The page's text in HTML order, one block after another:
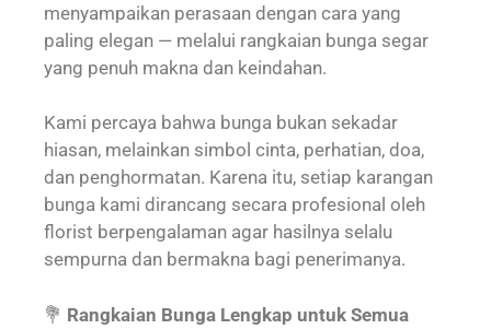
menyampaikan perasaan dengan cara yang
paling elegan — melalui rangkaian bunga segar
yang penuh makna dan keindahan.
Kami percaya bahwa bunga bukan sekadar
hiasan, melainkan simbol cinta, perhatian, doa,
dan penghormatan. Karena itu, setiap karangan
bunga kami dirancang secara profesional oleh
florist berpengalaman agar hasilnya selalu
sempurna dan bermakna bagi penerimanya.
💐 Rangkaian Bunga Lengkap untuk Semua